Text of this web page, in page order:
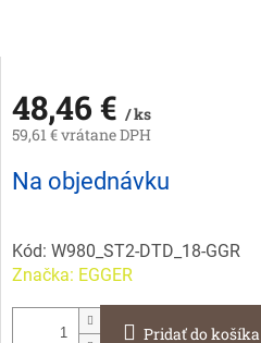
48,46 € / ks
59,61 € vrátane DPH
Jednotková
cena:
Na objednávku
Kód: W980_ST2-DTD_18-GGR
Značka: EGGER
Pridať do košíka